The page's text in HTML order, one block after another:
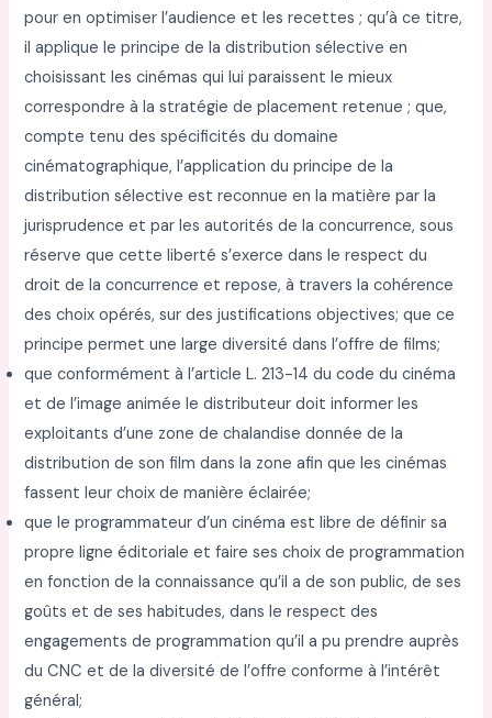
pour en optimiser l’audience et les recettes ; qu’à ce titre,
il applique le principe de la distribution sélective en
choisissant les cinémas qui lui paraissent le mieux
correspondre à la stratégie de placement retenue ; que,
compte tenu des spécificités du domaine
cinématographique, l’application du principe de la
distribution sélective est reconnue en la matière par la
jurisprudence et par les autorités de la concurrence, sous
réserve que cette liberté s’exerce dans le respect du
droit de la concurrence et repose, à travers la cohérence
des choix opérés, sur des justifications objectives; que ce
principe permet une large diversité dans l’offre de films;
que conformément à l’article L. 213-14 du code du cinéma
et de l’image animée le distributeur doit informer les
exploitants d’une zone de chalandise donnée de la
distribution de son film dans la zone afin que les cinémas
fassent leur choix de manière éclairée;
que le programmateur d’un cinéma est libre de définir sa
propre ligne éditoriale et faire ses choix de programmation
en fonction de la connaissance qu’il a de son public, de ses
goûts et de ses habitudes, dans le respect des
engagements de programmation qu’il a pu prendre auprès
du CNC et de la diversité de l’offre conforme à l’intérêt
général;